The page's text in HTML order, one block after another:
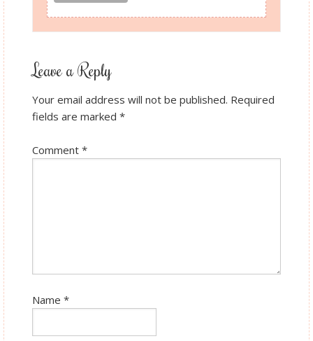
Leave a Reply
Your email address will not be published. Required
fields are marked *
Comment *
Name *